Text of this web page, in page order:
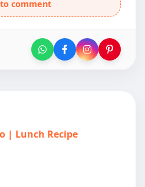
comment
| Lunch Recipe